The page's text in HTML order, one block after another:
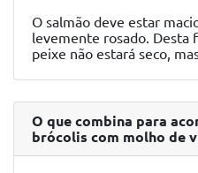
O salmão deve estar
levemente rosado. Desta
peixe não estará seco,
O que combina para
brócolis com molho de